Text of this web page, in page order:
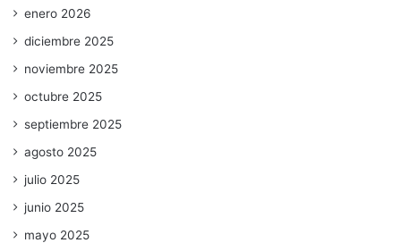
enero 2026
diciembre 2025
noviembre 2025
octubre 2025
septiembre 2025
agosto 2025
julio 2025
junio 2025
mayo 2025